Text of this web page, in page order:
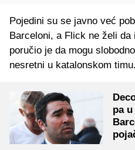
Pojedini su se javno već
Barceloni, a Flick ne želi
poručio je da mogu
nesretni u katalonskom timu.
pa